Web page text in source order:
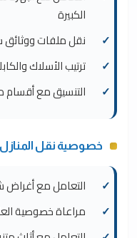
الكبيرة
نقل ملفات ووثائق
ترتيب الأسلاك
التنسيق مع أقسام
خصوصية نقل المنازل
التعامل مع
مراعاة خصوصية